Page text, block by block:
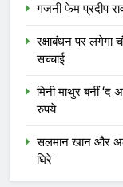
गजनी फेम प्रदीप
रक्षाबंधन पर
सच्चाई
मिनी माथुर बनीं ‘द
रुपये
सलमान खान और
घिरे